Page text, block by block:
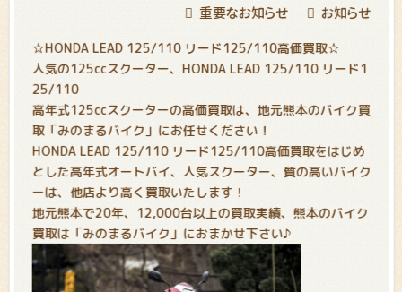
お知らせ
重要なお知らせ
☆HONDA LEAD 125/110 リード125/110高価買取☆
人気の125ccスクーター、HONDA LEAD 125/110 リード1
25/110
高年式125ccスクーターの高価買取は、地元熊本のバイク買
取「みのまるバイク」にお任せください！
HONDA LEAD 125/110 リード125/110高価買取をはじめ
とした高年式オートバイ、人気スクーター、質の高いバイク
ーは、他店より高く買取いたします！
地元熊本で20年、12,000台以上の買取実績、熊本のバイク
買取は「みのまるバイク」におまかせ下さい♪